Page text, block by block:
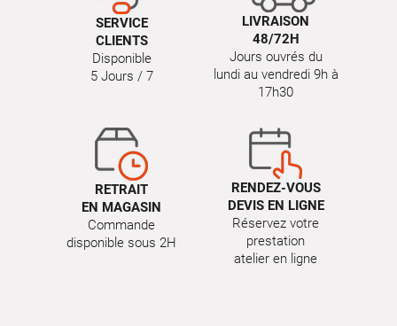
SERVICE
CLIENTS
Disponible
5 Jours / 7
LIVRAISON
48/72H
Jours ouvrés du
lundi au vendredi 9h à
17h30
RETRAIT
EN MAGASIN
Commande
disponible sous 2H
RENDEZ-VOUS
DEVIS EN LIGNE
Réservez votre
prestation
atelier en ligne